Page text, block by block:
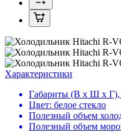
Характеристики
Габариты (В х Ш х Г),
Цвет: белое стекло
Полезный объем
Полезный объем